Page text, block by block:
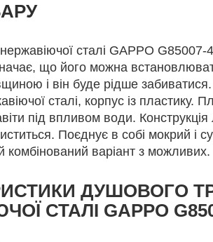
сталі GAPPO G85007-
що його можна
і він буде рідше
сталі, корпус із пластику.
під впливом води. Конструкція
Поєднує в собі мокрий і
комбінований варіант з можливих.
ДУШОВОГО
СТАЛІ GAPPO